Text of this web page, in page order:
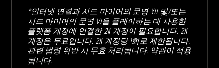
*인터넷 연결과 시드 마이어의 문명 VII 및/또는
시드 마이어의 문명 VI을 플레이하는 데 사용한
플랫폼 계정에 연결한 2K 계정이 필요합니다. 2K
계정은 무료입니다. 2K 계정당 1회로 제한됩니다.
관련 법령 위반 시 무효 처리됩니다. 약관이 적용
됩니다.